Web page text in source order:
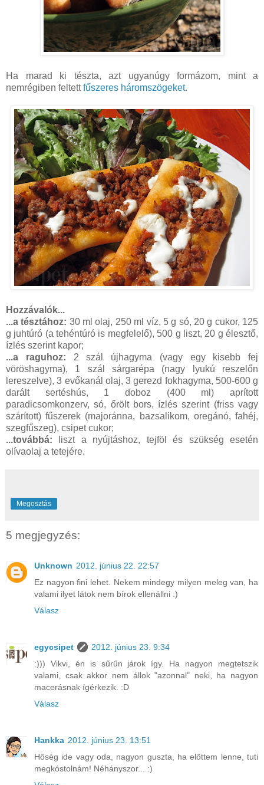
Ha marad ki tészta, azt ugyanúgy formázom, mint a
nemrégiben feltettfűszeres háromszögeket.
Hozzávalók...
...a tésztához: 30 ml olaj, 250 ml víz, 5 g só, 20 g cukor, 125
g juhtúró (a tehéntúró is megfelelő), 500 g liszt, 20 g élesztő,
ízlés szerint kapor;
...a raguhoz: 2 szál újhagyma (vagy egy kisebb fej
vöröshagyma), 1 szál sárgarépa (nagy lyukú reszelőn
lereszelve), 3 evőkanál olaj, 3 gerezd fokhagyma, 500-600 g
darált sertéshús, 1 doboz (400 ml) aprított
paradicsomkonzerv, só, őrölt bors, ízlés szerint (friss vagy
szárított) fűszerek (majoránna, bazsalikom, oregánó, fahéj,
szegfűszeg), csipet cukor;
...továbbá: liszt a nyújtáshoz, tejföl és szükség esetén
olívaolaj a tetejére.
Megosztás
5 megjegyzés:
Unknown 2012. június 22. 22:57
Ez nagyon fini lehet. Nekem mindegy milyen meleg van, ha
valami ilyet látok nem bírok ellenállni :)
Válasz
egycsipet
2012. június 23. 9:34
:))) Vikvi, én is sűrűn járok így. Ha nagyon megtetszik
valami, csak akkor nem állok "azonnal" neki, ha nagyon
macerásnak ígérkezik. :D
Válasz
Hankka 2012. június 23. 13:51
Hőség ide vagy oda, nagyon guszta, ha előttem lenne, tuti
megkóstolnám! Néhányszor... :)